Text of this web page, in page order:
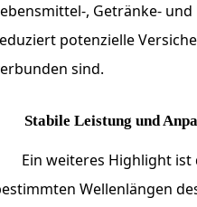
, Getränke-
potenzielle
sind.
Stabile Leistung und
Ein weiteres Highlight
Wellenlängen